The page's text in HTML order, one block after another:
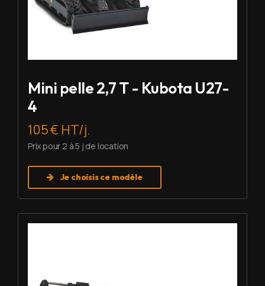
Mini pelle 2,7 T - Kubota U27-
4
105 € HT/j.
Prix pour 2 à 5 j de location
Je choisis ce modèle
Louer Mini pelle 6 T - Imer HD 60 V5